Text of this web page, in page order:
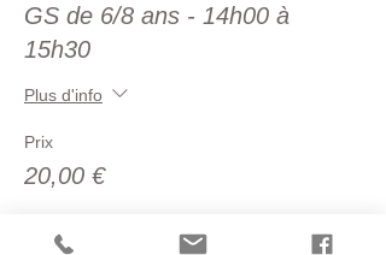
GS de 6/8 ans - 14h00 à
15h30
Plus d'info
Prix
20,00 €